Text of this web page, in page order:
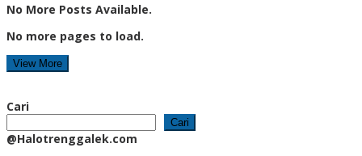
No More Posts Available.
No more pages to load.
View More
Cari
Cari
@Halotrenggalek.com